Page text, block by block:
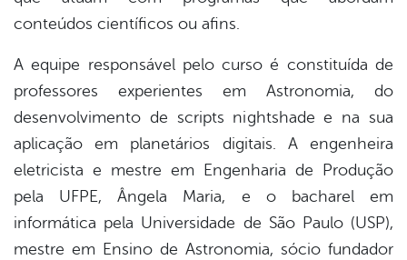
conteúdos científicos ou afins.
A equipe responsável pelo curso é constituída de
professores experientes em Astronomia, do
desenvolvimento de scripts nightshade e na sua
aplicação em planetários digitais. A engenheira
eletricista e mestre em Engenharia de Produção
pela UFPE, Ângela Maria, e o bacharel em
informática pela Universidade de São Paulo (USP),
mestre em Ensino de Astronomia, sócio fundador